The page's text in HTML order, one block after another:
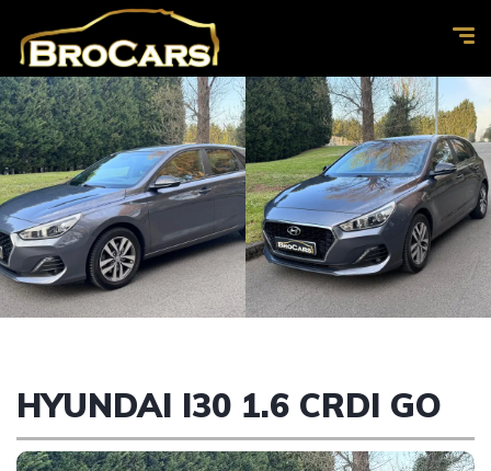
HYUNDAI I30 1.6 CRDI GO